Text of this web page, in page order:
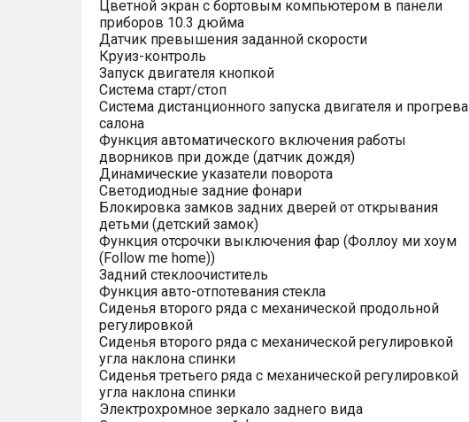
Цветной экран с бортовым компьютером в панели
приборов 10.3 дюйма
Датчик превышения заданной скорости
Круиз-контроль
Запуск двигателя кнопкой
Система старт/стоп
Система дистанционного запуска двигателя и прогрева
салона
Функция автоматического включения работы
дворников при дожде (датчик дождя)
Динамические указатели поворота
Светодиодные задние фонари
Блокировка замков задних дверей от открывания
детьми (детский замок)
Функция отсрочки выключения фар (Фоллоу ми хоум
(Follow me home))
Задний стеклоочиститель
Функция авто-отпотевания стекла
Сиденья второго ряда с механической продольной
регулировкой
Сиденья второго ряда с механической регулировкой
угла наклона спинки
Сиденья третьего ряда с механической регулировкой
угла наклона спинки
Электрохромное зеркало заднего вида